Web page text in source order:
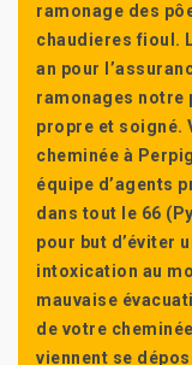
ramonage des
chaudieres fioul.
an pour
ramonages notre
propre et soigné.
cheminée à
équipe d’agents
dans tout le 66
pour but d’éviter
intoxication au
mauvaise
de votre
viennent se